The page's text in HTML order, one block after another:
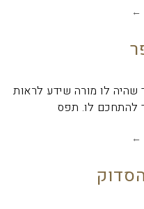
←
לו מורה שידע לראות
להתחכם לו. תפס
←